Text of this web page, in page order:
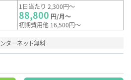
1日当たり 2,300円～
88,800 円/月～
初期費用他 16,500円～
ターネット無料